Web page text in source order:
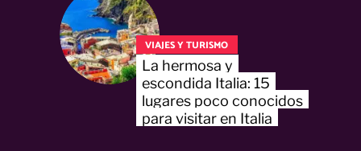
VIAJES Y TURISMO
La hermosa y
escondida Italia: 15
lugares poco conocidos
para visitar en Italia